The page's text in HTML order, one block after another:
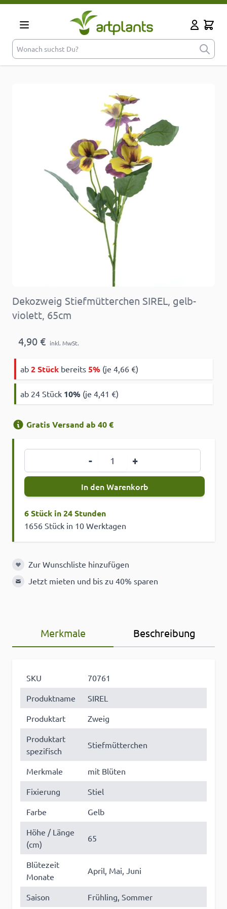
Zum Inhalt springen
Cart
Dekozweig Stiefmütterchen SIREL, gelb-
violett, 65cm
4,90 € inkl. MwSt.
ab 2 Stück bereits 5% (je 4,66 €)
ab 24 Stück 10% (je 4,41 €)
Gratis Versand ab 40 €
- +
In den Warenkorb
6 Stück in 24 Stunden
1656 Stück in 10 Werktagen
Zur Wunschliste hinzufügen
Zur Wunschliste hinzufügen
Jetzt mieten und bis zu 40% sparen
Merkmale Beschreibung
SKU
70761
Produktname
SIREL
Produktart
Zweig
Produktart
spezifisch
Stiefmütterchen
Merkmale
mit Blüten
Fixierung
Stiel
Farbe
Gelb
Höhe / Länge
(cm)
65
Blütezeit
Monate
April, Mai, Juni
Saison Frühling, Sommer